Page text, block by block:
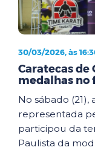
30/03/2026, às
Caratecas de
medalhas no
No sábado
representada
participou da
Paulista da